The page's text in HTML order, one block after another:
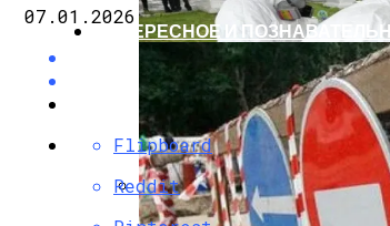
ИНТЕРЕСНОЕ И
07.01.2026
Flipboard
Reddit